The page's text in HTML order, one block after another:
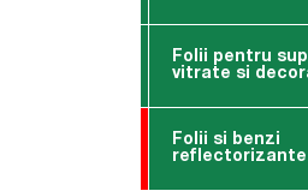
Folii pentru
vitrate si
Folii si benzi
reflectorizante